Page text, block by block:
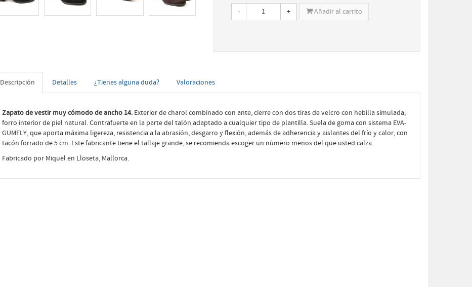
- + Añadir al carrito
Descripción Detalles ¿Tienes alguna duda? Valoraciones
Zapato de vestir muy cómodo de ancho 14.Exterior de charol combinado con ante, cierre con dos tiras de velcro con hebilla simulada,
forro interior de piel natural. Contrafuerte en la parte del talón adaptado a cualquier tipo de plantilla. Suela de goma con sistema EVA-
GUMFLY, que aporta máxima ligereza, resistencia a la abrasión, desgarro y flexión, además de adherencia y aislantes del frío y calor, con
tacón forrado de 5 cm. Este fabricante tiene el tallaje grande, se recomienda escoger un número menos del que usted calza.
Fabricado por Miquel en Lloseta, Mallorca.